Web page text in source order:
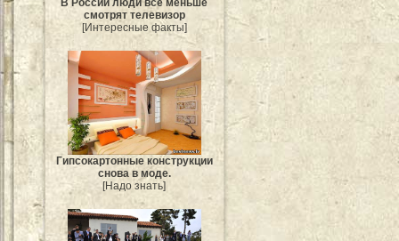
В России люди всё меньше
смотрят телевизор
[Интересные факты]
Гипсокартонные конструкции
снова в моде.
[Надо знать]